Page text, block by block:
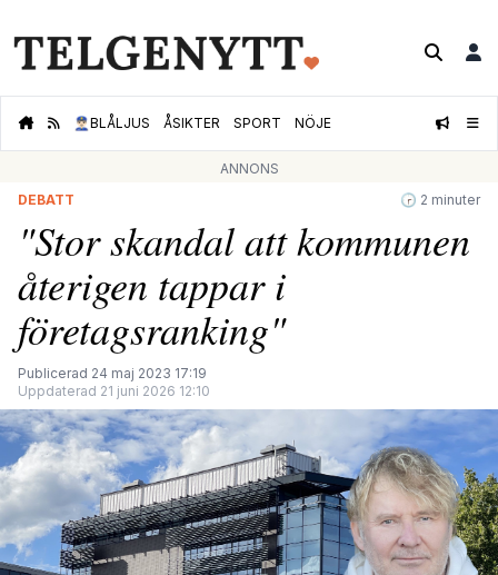
👮🏻‍♂️BLÅLJUS ÅSIKTER SPORT NÖJE
ANNONS
DEBATT
🕝 2 minuter
"Stor skandal att kommunen
återigen tappar i
företagsranking"
Publicerad 24 maj 2023 17:19
Uppdaterad 21 juni 2026 12:10